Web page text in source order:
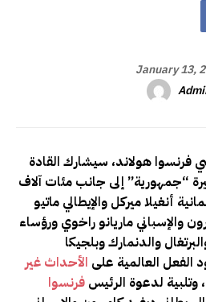
January 13,
فرنسوا هولاند، سيشارك القادة
“جمهورية” إلى جانب مئات آلاف
أنغيلا ميركل والإيطالي ماتيو
والإسباني ماريانو راخوي ورؤساء
والدنمارك وبلجيكا
الفعل العالمية على الأحداث غير
وتلبية لدعوة الرئيس فرنسوا